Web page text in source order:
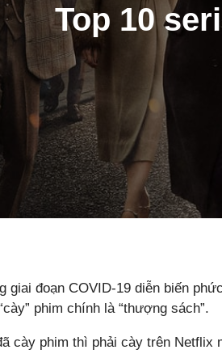
Top 10
giai đoạn COVID-19 diễn biến
phim chính là “thượng sách”.
cày phim thì phải cày trên Netflix